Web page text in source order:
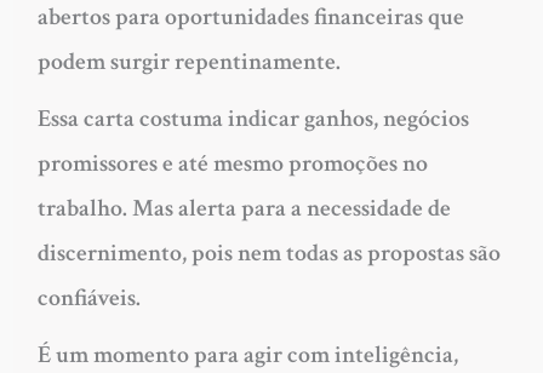
abertos para oportunidades financeiras que
podem surgir repentinamente.
Essa carta costuma indicar ganhos, negócios
promissores e até mesmo promoções no
trabalho. Mas alerta para a necessidade de
discernimento, pois nem todas as propostas são
confiáveis.
É um momento para agir com inteligência,